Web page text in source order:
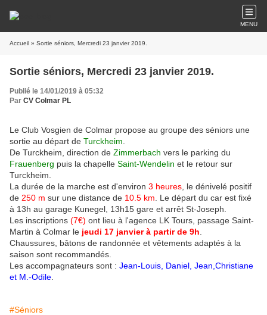
MENU
Accueil » Sortie séniors, Mercredi 23 janvier 2019.
Sortie séniors, Mercredi 23 janvier 2019.
Publié le 14/01/2019 à 05:32
Par CV Colmar PL
Le Club Vosgien de Colmar propose au groupe des séniors une
sortie au départ de Turckheim
De Turckheim, direction de Zimmerbach vers le parking du
Frauenberg puis la chapelle Saint-Wendelin et le retour sur
Turckheim.
La durée de la marche est d'environ 3 heures , le dénivelé positif
de 250 m sur une distance de 10.5 km . Le départ du car est fixé
à 13h au garage Kunegel, 13h15 gare et arrêt St-Joseph.
Les inscriptions (7€) ont lieu à l'agence LK Tours, passage Saint-
Martin à Colmar le jeudi 17 janvier à partir de 9h
Chaussures, bâtons de randonnée et vêtements adaptés à la
saison sont recommandés.
Les accompagnateurs sont : Jean-Louis, Daniel, Jean,Christiane
et M.-Odile
#Séniors